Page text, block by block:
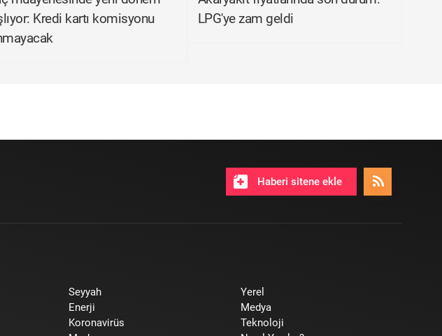
Kredi kartı komisyonu
LPG'ye zam geldi
Haberi sitene ekle
Seyyah
Enerji
Koronavirüs
Yerel
Medya
Teknoloji